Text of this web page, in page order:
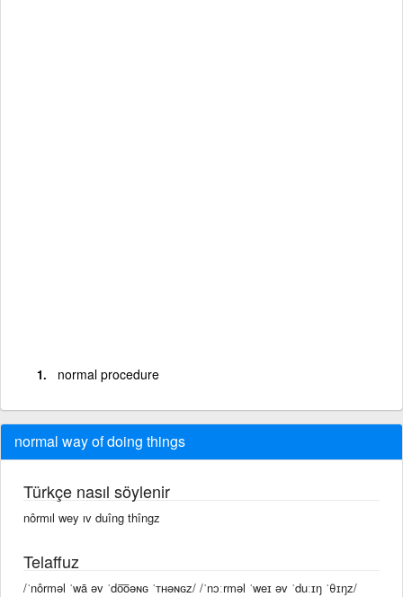
normal procedure
normal way of doing things
Türkçe nasıl söylenir
nôrmıl wey ıv duîng thîngz
Telaffuz
/ˈnôrməl ˈwā əv ˈdo͞oəɴɢ ˈᴛʜəɴɢz/ /ˈnɔːrməl ˈweɪ əv ˈduːɪŋ ˈθɪŋz/